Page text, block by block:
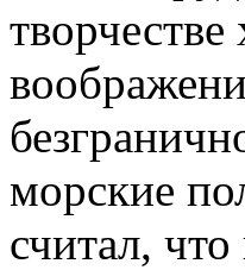
морские
считал,